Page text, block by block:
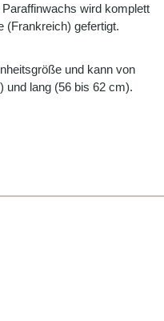
wird komplett
(Frankreich) gefertigt.
und kann von
und lang (56 bis 62 cm).